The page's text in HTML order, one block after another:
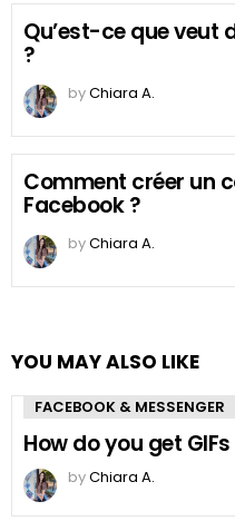
Qu’est-ce que veut
?
byChiara A.
Comment créer un
Facebook ?
byChiara A.
YOU MAY ALSO LIKE
FACEBOOK & MESSENGER
How do you get
byChiara A.